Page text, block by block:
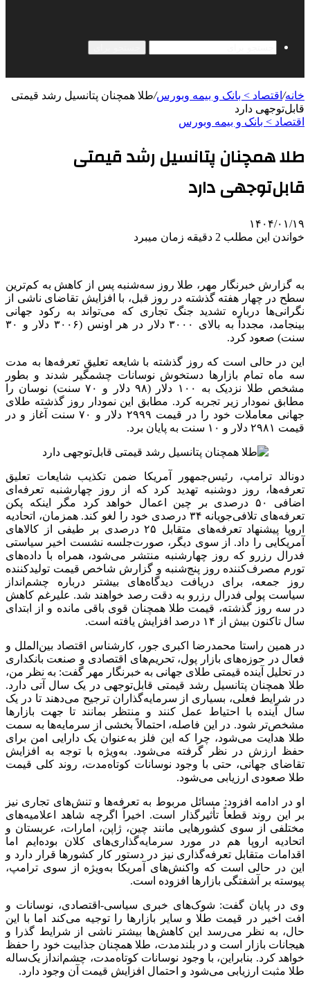
خانه/ اقتصاد > بانک و بیمه وبورس/طلا همچنان پتانسیل رشد قیمتی
قابل‌توجهی دارد
اقتصاد > بانک و بیمه وبورس
طلا همچنان پتانسیل رشد قیمتی
قابل‌توجهی دارد
۱۴۰۴/۰۱/۱۹
خواندن این مطلب 2 دقیقه زمان میبرد
به گزارش خبرنگار مهر، طلا روز سه‌شنبه پس از کاهش به کم‌ترین
سطح در چهار هفته گذشته در روز قبل، با افزایش تقاضای ناشی از
نگرانی‌ها درباره تشدید جنگ تجاری که می‌تواند به رکود جهانی
بینجامد، مجدداً به بالای ۳۰۰۰ دلار در هر اونس (۳۰۰۶ دلار و ۳۰
سنت) صعود کرد.
این در حالی است که روز گذشته با شایعه تعلیق تعرفه‌ها به مدت
سه ماه تمام بازارها دستخوش نوسانات چشمگیر شدند و بطور
مشخص طلا نزدیک به ۱۰۰ دلار (۹۸ دلار و ۷۰ سنت) نوسان را
مطابق نمودار زیر تجربه کرد. مطابق این نمودار روز گذشته طلای
جهانی معاملات خود را در قیمت ۲۹۹۹ دلار و ۷۰ سنت آغاز و در
قیمت ۲۹۸۱ دلار و ۱۰ سنت به پایان برد.
دونالد ترامپ، رئیس‌جمهور آمریکا ضمن تکذیب شایعات تعلیق
تعرفه‌ها، روز دوشنبه تهدید کرد که از روز چهارشنبه تعرفه‌ای
اضافی ۵۰ درصدی بر چین اعمال خواهد کرد مگر اینکه پکن
تعرفه‌های تلافی‌جویانه ۳۴ درصدی خود را لغو کند. همزمان، اتحادیه
اروپا پیشنهاد تعرفه‌های متقابل ۲۵ درصدی بر طیفی از کالاهای
آمریکایی را داد. از سوی دیگر، صورت‌جلسه نشست اخیر سیاستی
فدرال رزرو که روز چهارشنبه منتشر می‌شود، همراه با داده‌های
تورم مصرف‌کننده روز پنج‌شنبه و گزارش شاخص قیمت تولیدکننده
روز جمعه، برای دریافت دیدگاه‌های بیشتر درباره چشم‌انداز
سیاست پولی فدرال رزرو به دقت رصد خواهند شد. علیرغم کاهش
در سه روز گذشته، قیمت طلا همچنان قوی باقی مانده و از ابتدای
سال تاکنون بیش از ۱۴ درصد افزایش یافته است.
در همین راستا محمدرضا اکبری جور، کارشناس اقتصاد بین‌الملل و
فعال در حوزه‌های بازار پول، تحریم‌های اقتصادی و صنعت بانکداری
در تحلیل آینده قیمتی طلای جهانی به خبرنگار مهر گفت: به نظر من،
طلا همچنان پتانسیل رشد قیمتی قابل‌توجهی در یک سال آتی دارد.
در شرایط فعلی، بسیاری از سرمایه‌گذاران ترجیح می‌دهند تا در یک
سال آینده با احتیاط عمل کنند و منتظر بمانند تا جهت بازارها
مشخص‌تر شود. در این فاصله، احتمالاً بخشی از سرمایه‌ها به سمت
طلا هدایت می‌شود، چرا که این فلز به‌عنوان یک دارایی امن برای
حفظ ارزش در نظر گرفته می‌شود. به‌ویژه با توجه به افزایش
تقاضای جهانی، حتی با وجود نوسانات کوتاه‌مدت، روند کلی قیمت
طلا صعودی ارزیابی می‌شود.
او در ادامه افزود: مسائل مربوط به تعرفه‌ها و تنش‌های تجاری نیز
بر این روند قطعاً تأثیرگذار است. اخیراً اگرچه شاهد اعلامیه‌های
مختلفی از سوی کشورهایی مانند چین، ژاپن، امارات، عربستان و
اتحادیه اروپا هم در مورد سرمایه‌گذاری‌های کلان بوده‌ایم اما
اقدامات متقابل تعرفه‌گذاری نیز در دستور کار کشورها قرار دارد و
این در حالی است که واکنش‌های آمریکا به‌ویژه از سوی ترامپ،
پیوسته بر آشفتگی بازارها افزوده است.
وی در پایان گفت: شوک‌های خبری سیاسی-اقتصادی، نوسانات و
افت اخیر در قیمت طلا و سایر بازارها را توجیه می‌کند اما با این
حال، به نظر می‌رسد این کاهش‌ها بیشتر ناشی از شرایط گذرا و
هیجانات بازار است و در بلندمدت، طلا همچنان جذابیت خود را حفظ
خواهد کرد. بنابراین، با وجود نوسانات کوتاه‌مدت، چشم‌انداز یک‌ساله
طلا مثبت ارزیابی می‌شود و احتمال افزایش قیمت آن وجود دارد.